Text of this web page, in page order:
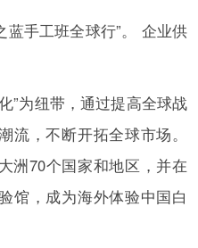
蓝手工班全球行”。 企业供
”为纽带，通过提高全球战
流，不断开拓全球市场。
洲70个国家和地区，并在
馆，成为海外体验中国白